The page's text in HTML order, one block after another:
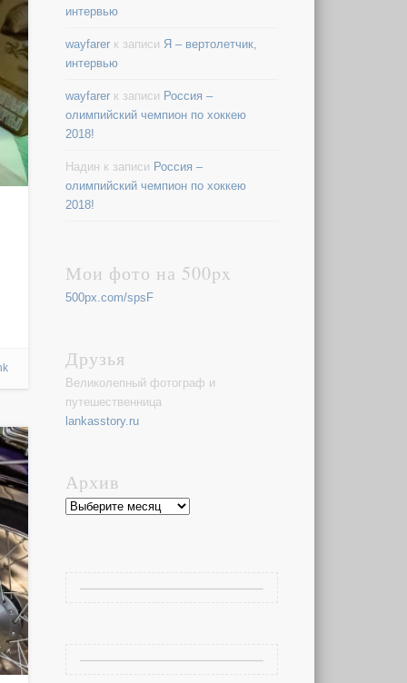
интервью
wayfarer к записи Я – вертолетчик,
интервью
wayfarer к записи Россия –
олимпийский чемпион по хоккею
2018!
Надин к записи Россия –
олимпийский чемпион по хоккею
2018!
Мои фото на 500px
500px.com/spsF
Друзья
Великолепный фотограф и
путешественница
lankasstory.ru
Архив
Архив